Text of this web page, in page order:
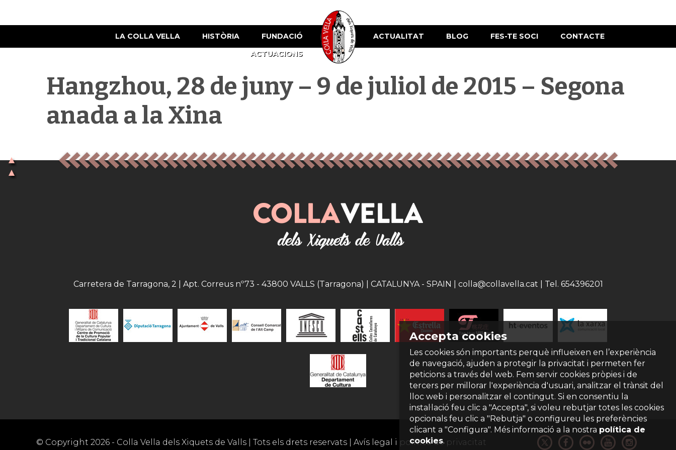
LA COLLA VELLA HISTÒRIA
FUNDACIÓ
ACTUACIONS
ACTUALITAT BLOG FES-TE SOCI CONTACTE
Hangzhou, 28 de juny – 9 de juliol de 2015 – Segona
anada a la Xina
Accepta cookies
Les cookies són importants perquè influeixen en l’experiència
de navegació, ajuden a protegir la privacitat i permeten fer
peticions a través del web. Fem servir cookies pròpies i de
tercers per millorar l'experiència d'usuari, analitzar el trànsit del
lloc web i personalitzar el contingut. Si en consentiu la
instal·lació feu clic a "Accepta", si voleu rebutjar totes les cookies
opcionals feu clic a "Rebutja" o configureu les preferències
clicant a "Configura". Més informació a la nostra política de
cookies.
Carretera de Tarragona, 2 | Apt. Correus nº73 - 43800 VALLS (Tarragona) | CATALUNYA - SPAIN | colla@collavella.cat | Tel. 654396201
© Copyright 2026 - Colla Vella dels Xiquets de Valls | Tots els drets reservats | Avís legal i política de privacitat